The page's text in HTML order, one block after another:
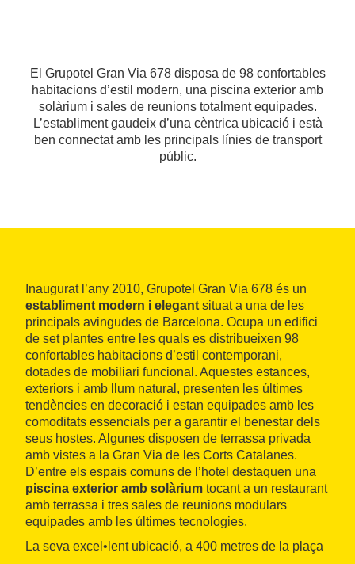
El Grupotel Gran Via 678 disposa de 98 confortables
habitacions d’estil modern, una piscina exterior amb
solàrium i sales de reunions totalment equipades.
L’establiment gaudeix d’una cèntrica ubicació i està
ben connectat amb les principals línies de transport
públic.
Inaugurat l’any 2010, Grupotel Gran Via 678 és un
establiment modern i elegant situat a una de les
principals avingudes de Barcelona. Ocupa un edifici
de set plantes entre les quals es distribueixen 98
confortables habitacions d’estil contemporani,
dotades de mobiliari funcional. Aquestes estances,
exteriors i amb llum natural, presenten les últimes
tendències en decoració i estan equipades amb les
comoditats essencials per a garantir el benestar dels
seus hostes. Algunes disposen de terrassa privada
amb vistes a la Gran Via de les Corts Catalanes.
D’entre els espais comuns de l’hotel destaquen una
piscina exterior amb solàrium tocant a un restaurant
amb terrassa i tres sales de reunions modulars
equipades amb les últimes tecnologies.
La seva excel•lent ubicació, a 400 metres de la plaça